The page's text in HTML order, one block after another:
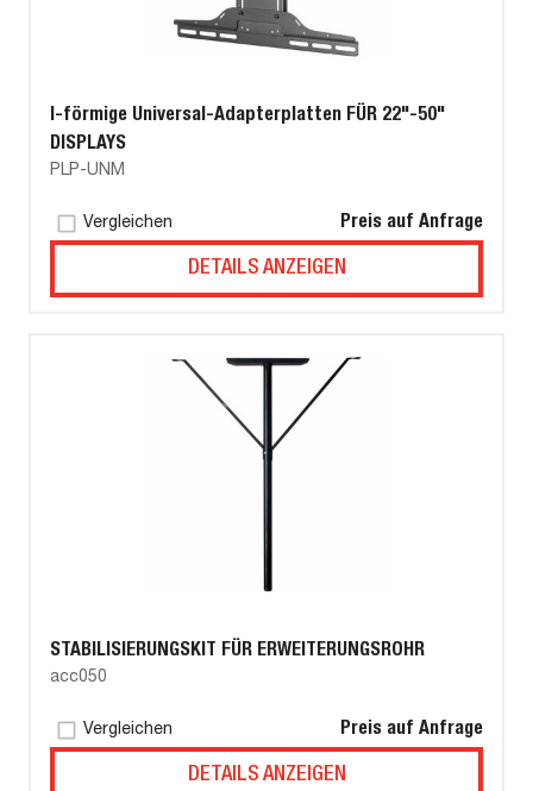
I-förmige Universal-Adapterplatten FÜR 22"-50"
DISPLAYS
PLP-UNM
Vergleichen Preis auf Anfrage
DETAILS ANZEIGEN
STABILISIERUNGSKIT FÜR ERWEITERUNGSROHR
acc050
Vergleichen Preis auf Anfrage
DETAILS ANZEIGEN